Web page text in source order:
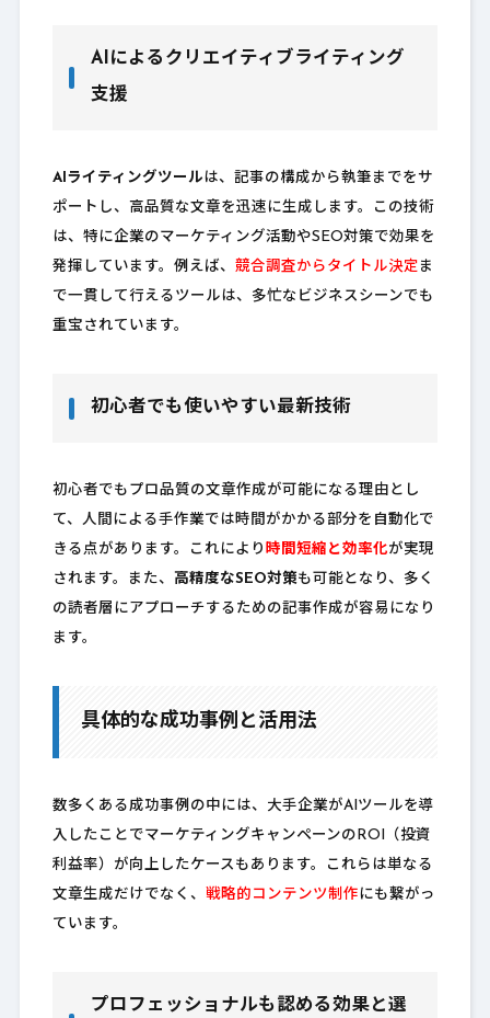
AIによるクリエイティブライティング
支援
AIライティングツールは、記事の構成から執筆までをサ
ポートし、高品質な文章を迅速に生成します。この技術
は、特に企業のマーケティング活動やSEO対策で効果を
発揮しています。例えば、 競合調査からタイトル決定 ま
で一貫して行えるツールは、多忙なビジネスシーンでも
重宝されています。
初心者でも使いやすい最新技術
初心者でもプロ品質の文章作成が可能になる理由とし
て、人間による手作業では時間がかかる部分を自動化で
きる点があります。これにより 時間短縮と効率化が実現
されます。また、 高精度なSEO対策も可能となり、多く
の読者層にアプローチするための記事作成が容易になり
ます。
具体的な成功事例と活用法
数多くある成功事例の中には、大手企業がAIツールを導
入したことでマーケティングキャンペーンのROI（投資
利益率）が向上したケースもあります。これらは単なる
文章生成だけでなく、 戦略的コンテンツ制作にも繋がっ
ています。
プロフェッショナルも認める効果と選